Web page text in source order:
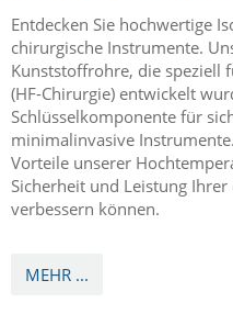
Entdecken Sie hochwertige
chirurgische Instrumente.
Kunststoffrohre, die speziell
(HF-Chirurgie) entwickelt
Schlüsselkomponente für
minimalinvasive
Vorteile unserer
Sicherheit und Leistung
verbessern können.
MEHR ...